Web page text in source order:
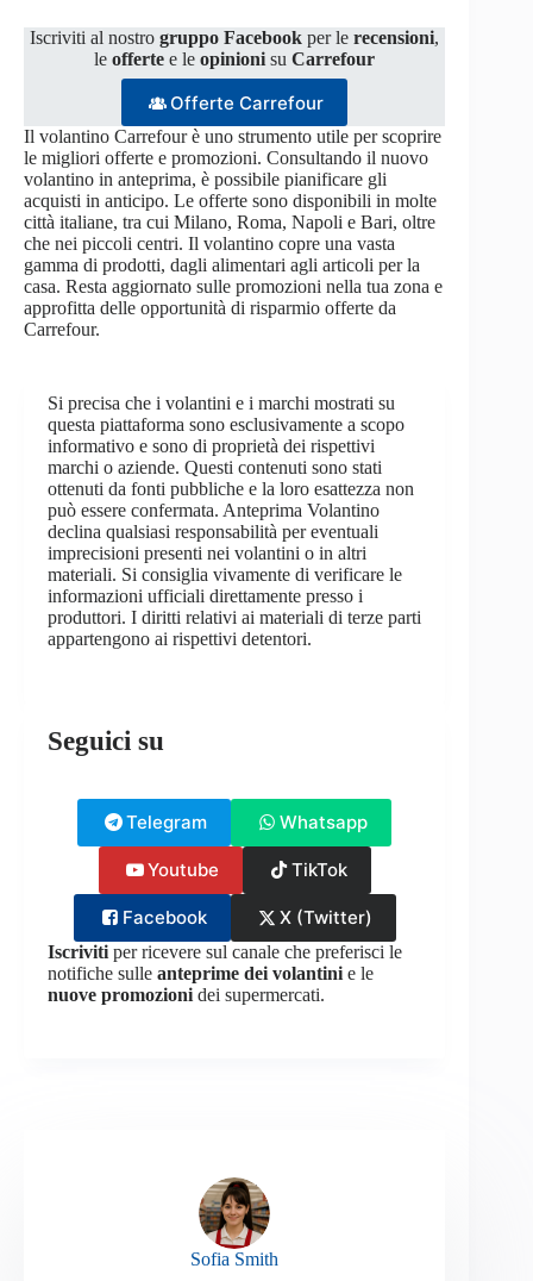
Iscriviti al nostrogruppo Facebook per lerecensioni,
leoffertee leopinionisuCarrefour
Offerte Carrefour
Il volantino Carrefour è uno strumento utile per scoprire
le migliori offerte e promozioni. Consultando il nuovo
volantino in anteprima, è possibile pianificare gli
acquisti in anticipo. Le offerte sono disponibili in molte
città italiane, tra cui Milano, Roma, Napoli e Bari, oltre
che nei piccoli centri. Il volantino copre una vasta
gamma di prodotti, dagli alimentari agli articoli per la
casa. Resta aggiornato sulle promozioni nella tua zona e
approfitta delle opportunità di risparmio offerte da
Carrefour.
Si precisa che i volantini e i marchi mostrati su
questa piattaforma sono esclusivamente a scopo
informativo e sono di proprietà dei rispettivi
marchi o aziende. Questi contenuti sono stati
ottenuti da fonti pubbliche e la loro esattezza non
può essere confermata. Anteprima Volantino
declina qualsiasi responsabilità per eventuali
imprecisioni presenti nei volantini o in altri
materiali. Si consiglia vivamente di verificare le
informazioni ufficiali direttamente presso i
produttori. I diritti relativi ai materiali di terze parti
appartengono ai rispettivi detentori.
Seguici su
Telegram Whatsapp
Youtube TikTok
Facebook X (Twitter)
Iscriviti per ricevere sul canale che preferisci le
notifiche sulle anteprime dei volantini e le
nuove promozioni dei supermercati.
Sofia Smith